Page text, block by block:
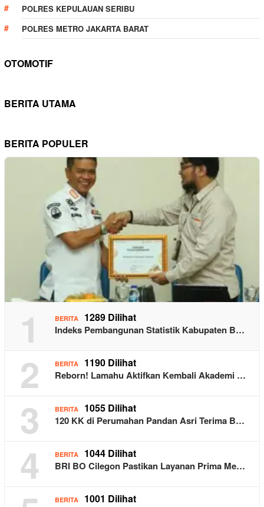
POLRES KEPULAUAN SERIBU
POLRES METRO JAKARTA BARAT
OTOMOTIF
BERITA UTAMA
BERITA POPULER
1 BERITA 1289 Dilihat
Indeks Pembangunan Statistik Kabupaten B…
2 BERITA 1190 Dilihat
Reborn! Lamahu Aktifkan Kembali Akademi …
3 BERITA 1055 Dilihat
120 KK di Perumahan Pandan Asri Terima B…
4 BERITA 1044 Dilihat
BRI BO Cilegon Pastikan Layanan Prima Me…
BERITA 1001 Dilihat